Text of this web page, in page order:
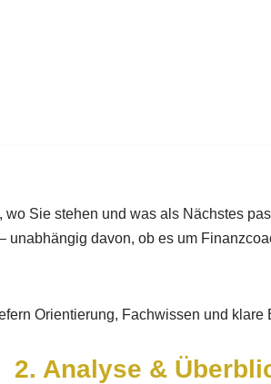
Sie stehen und was als Nächstes
davon, ob es um
Orientierung, Fachwissen und
2. Analyse &